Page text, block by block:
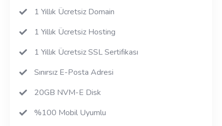
1 Yıllık Ücretsiz Domain
1 Yıllık Ücretsiz Hosting
1 Yıllık Ücretsiz SSL Sertifikası
Sınırsız E-Posta Adresi
20GB NVM-E Disk
%100 Mobil Uyumlu